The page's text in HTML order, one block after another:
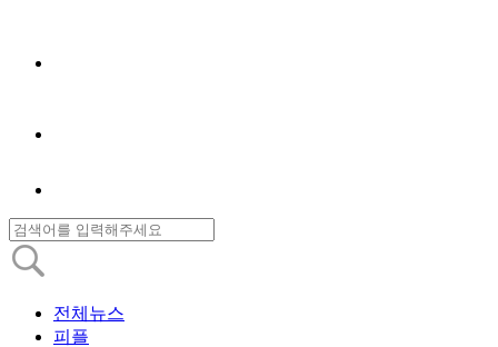
전체뉴스
피플